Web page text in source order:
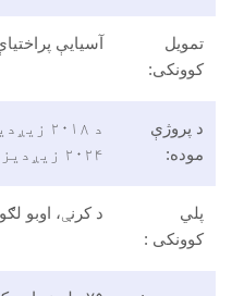
ډسمبر څخه بیا تر
وزارت